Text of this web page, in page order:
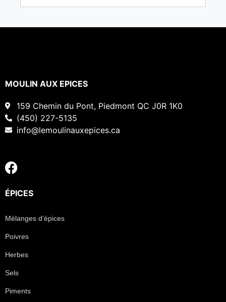
MOULIN AUX EPICES
159 Chemin du Pont, Piedmont QC J0R 1K0
(450) 227-5135
info@lemoulinauxepices.ca
ÉPICES
Mélanges d’épices
Poivres
Herbes
Sels
Piments